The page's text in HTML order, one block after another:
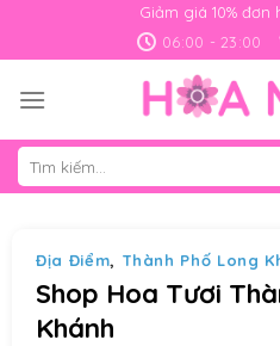
Giảm giá 10%
06:00 - 23:00
Tìm
kiếm:
Địa Điểm, Thành Phố Long
Shop Hoa Tươi
Khánh